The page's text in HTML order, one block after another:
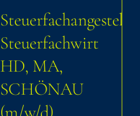
Steu­er­fach­wirt
HD, MA,
SCHÖN­AU